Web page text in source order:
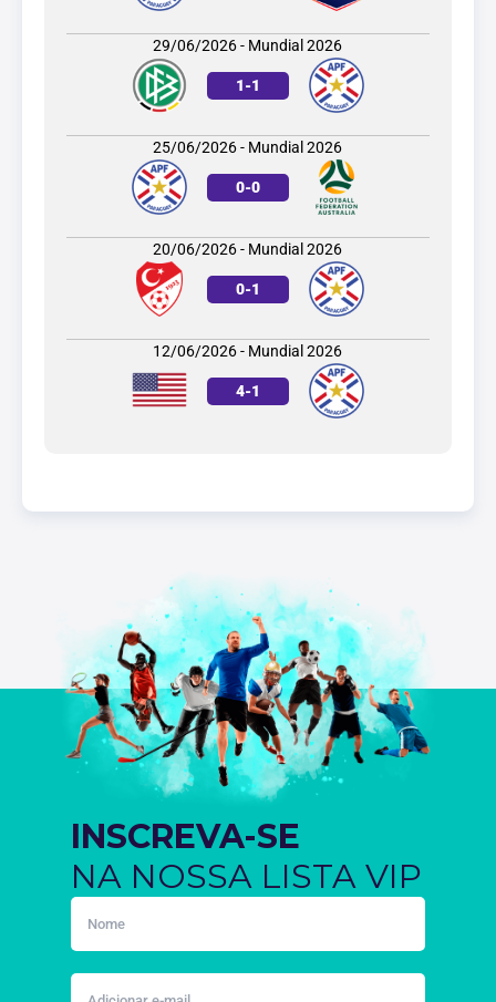
29/06/2026 - Mundial 2026
1-1
25/06/2026 - Mundial 2026
0-0
20/06/2026 - Mundial 2026
0-1
12/06/2026 - Mundial 2026
4-1
INSCREVA-SE
NA NOSSA LISTA VIP